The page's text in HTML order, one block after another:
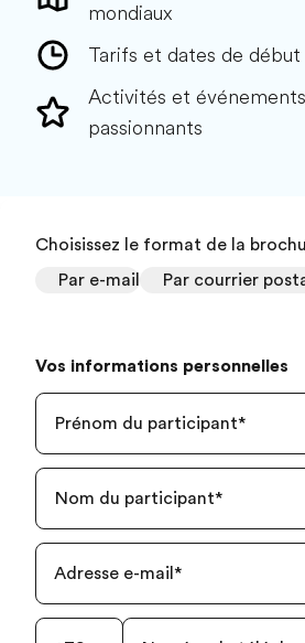
mondiaux
Tarifs et dates de
Activités et
passionnants
Choisissez le format de la
Par e-mail
Par courrier
Vos informations personnelles
Prénom du participant*
Nom du participant*
Adresse e-mail *